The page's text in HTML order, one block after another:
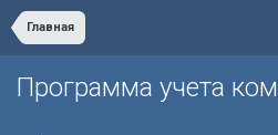
Главная
Программа учета